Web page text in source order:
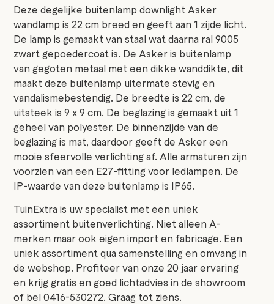
Deze degelijke buitenlamp downlight Asker
wandlamp is 22 cm breed en geeft aan 1 zijde licht.
De lamp is gemaakt van staal wat daarna ral 9005
zwart gepoedercoat is. De Asker is buitenlamp
van gegoten metaal met een dikke wanddikte, dit
maakt deze buitenlamp uitermate stevig en
vandalismebestendig. De breedte is 22 cm, de
uitsteek is 9 x 9 cm. De beglazing is gemaakt uit 1
geheel van polyester. De binnenzijde van de
beglazing is mat, daardoor geeft de Asker een
mooie sfeervolle verlichting af. Alle armaturen zijn
voorzien van een E27-fitting voor ledlampen. De
IP-waarde van deze buitenlamp is IP65.
TuinExtra is uw specialist met een uniek
assortiment buitenverlichting. Niet alleen A-
merken maar ook eigen import en fabricage. Een
uniek assortiment qua samenstelling en omvang in
de webshop. Profiteer van onze 20 jaar ervaring
en krijg gratis en goed lichtadvies in de showroom
of bel 0416-530272. Graag tot ziens.